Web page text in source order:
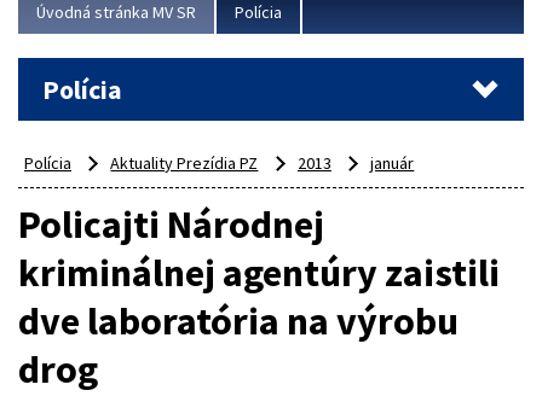
Úvodná stránka MV SR Polícia
Polícia
Polícia Aktuality Prezídia PZ 2013 január
Policajti Národnej
kriminálnej agentúry zaistili
dve laboratória na výrobu
drog